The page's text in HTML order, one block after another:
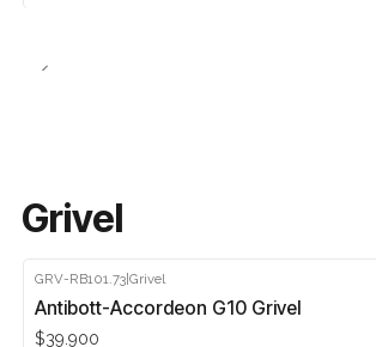
Grivel
GRV-RB101.73| Grivel
Antibott-Accordeon G10 Grivel
$39.900